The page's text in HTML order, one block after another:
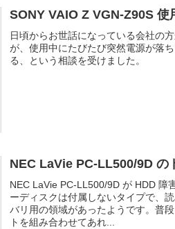
SONY VAIO Z VGN-Z90S 使
日頃からお世話になっている会社の
が、使用中にたびたび突然電源が落
る、という相談を受けました。
NEC LaVie PC-LL500/9D の
NEC LaVie PC-LL500/9D が HDD 障
ーディスクは付属しないタイプで、
バリ用の領域があったようです。普
トを組み合わせてあれ...